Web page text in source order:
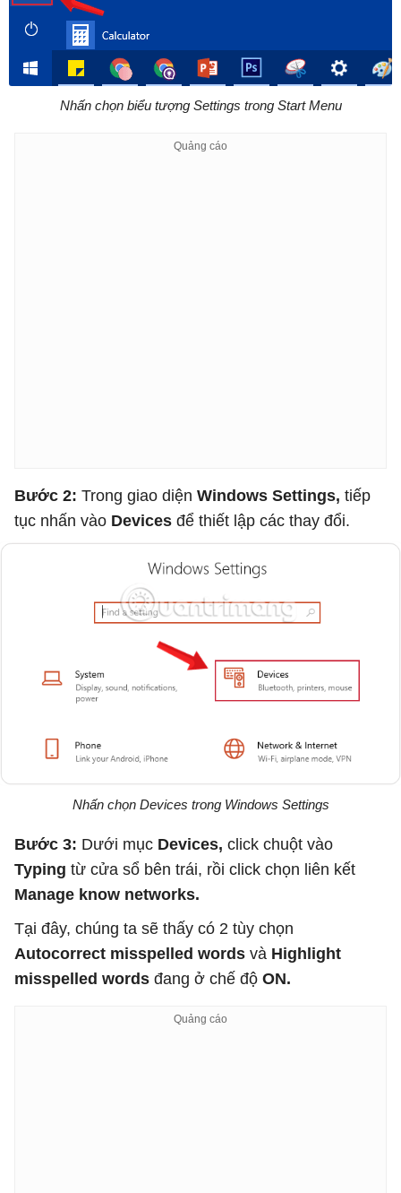
Nhấn chọn biểu tượng Settings trong Start Menu
Bước 2: Trong giao diện Windows Settings, tiếp
tục nhấn vào Devices để thiết lập các thay đổi.
Nhấn chọn Devices trong Windows Settings
Bước 3: Dưới mục Devices, click chuột vào
Typing từ cửa sổ bên trái, rồi click chọn liên kết
Manage know networks.
Tại đây, chúng ta sẽ thấy có 2 tùy chọn
Autocorrect misspelled words và Highlight
misspelled words đang ở chế độ ON.